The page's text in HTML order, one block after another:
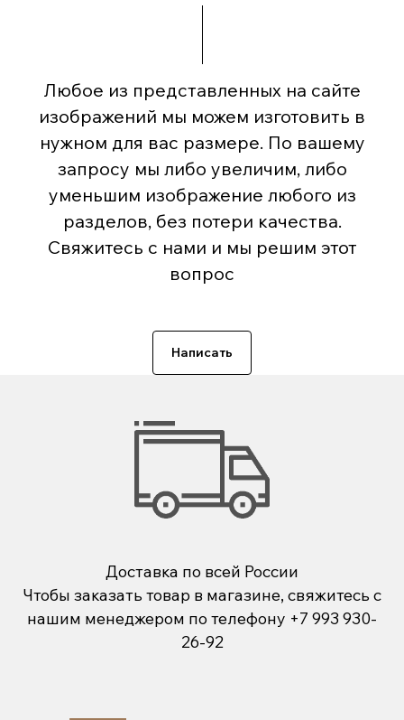
Любое из представленных на сайте
изображений мы можем изготовить в
нужном для вас размере. По вашему
запросу мы либо увеличим, либо
уменьшим изображение любого из
разделов, без потери качества.
Свяжитесь с нами и мы решим этот
вопрос
Написать
Доставка по всей России
Чтобы заказать товар в магазине, свяжитесь с
нашим менеджером по телефону +7 993 930-
26-92